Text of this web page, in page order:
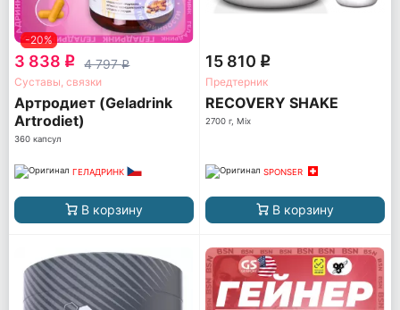
-20%
3 838 q 4 797q
Суставы, связки
Артродиет (Geladrink
Artrodiet)
360 капсул
ГЕЛАДРИНК
В корзину
15 810 q
Предтерник
RECOVERY SHAKE
2700 г, Mix
SPONSER
В корзину